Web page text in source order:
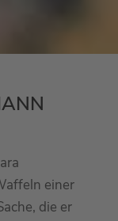
einer
die er